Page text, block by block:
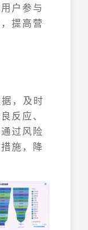
户参与
提高营
，及时
反应、
过风险
施，降